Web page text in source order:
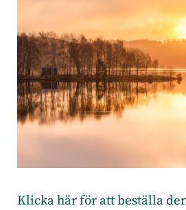
Klicka här för att beställa